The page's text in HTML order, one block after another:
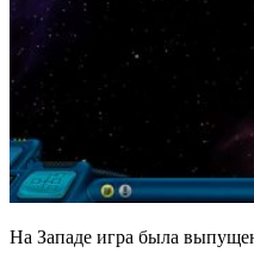
На Западе игра была